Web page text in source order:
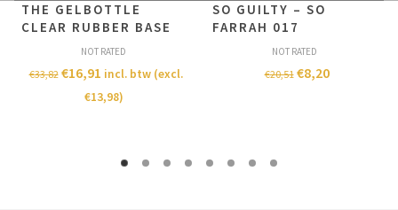
THE GELBOTTLE
CLEAR RUBBER BASE
NOT RATED
€33,82 €16,91 incl. btw (excl.
€13,98)
SO GUILTY – SO
FARRAH 017
NOT RATED
€20,51 €8,20